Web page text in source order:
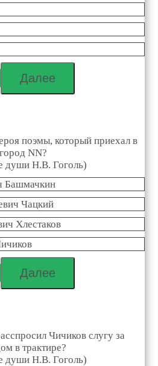
поэмы, который приехал в
город NN?
души Н.В. Гоголь)
Башмачкин
Чацкий
Хлестаков
Чичиков слугу за
в трактире?
души Н.В. Гоголь)